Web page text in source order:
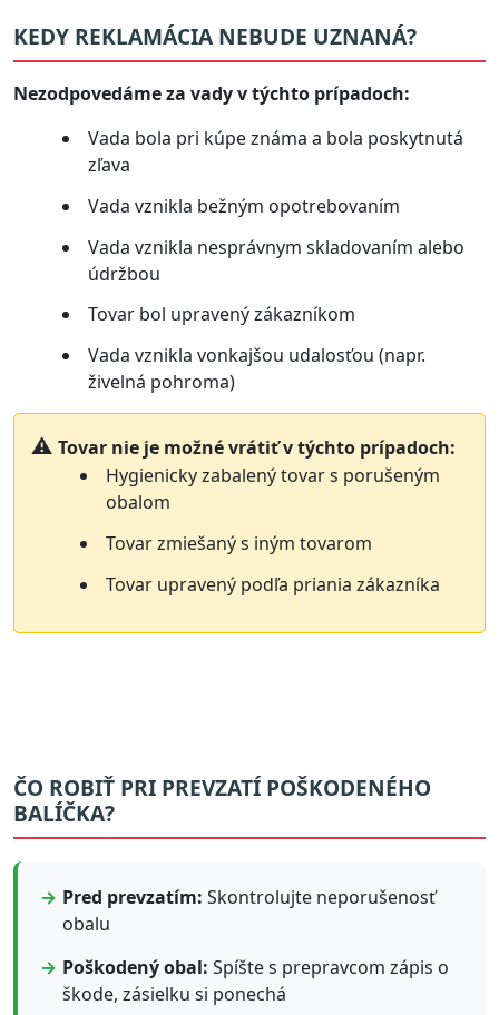
KEDY REKLAMÁCIA NEBUDE UZNANÁ?
Nezodpovedáme za vady v týchto prípadoch:
Vada bola pri kúpe známa a bola poskytnutá
zľava
Vada vznikla bežným opotrebovaním
Vada vznikla nesprávnym skladovaním alebo
údržbou
Tovar bol upravený zákazníkom
Vada vznikla vonkajšou udalosťou (napr.
živelná pohroma)
Tovar nie je možné vrátiť v týchto prípadoch:
Hygienicky zabalený tovar s porušeným
obalom
Tovar zmiešaný s iným tovarom
Tovar upravený podľa priania zákazníka
ČO ROBIŤ PRI PREVZATÍ POŠKODENÉHO
BALÍČKA?
Pred prevzatím: Skontrolujte neporušenosť
obalu
Poškodený obal: Spíšte s prepravcom zápis o
škode, zásielku si ponechá